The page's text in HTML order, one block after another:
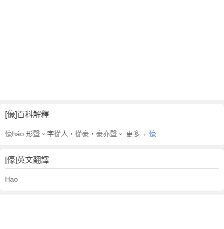
[儫]百科解釋
儫háo 形聲。字從人，從豪，豪亦聲。 更多→ 儫
[儫]英文翻譯
Hao